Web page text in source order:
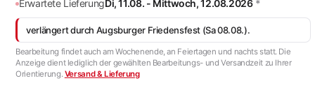
Erwartete LieferungDi, 11.08. - Mittwoch, 12.08.2026 *
verlängert durch Augsburger Friedensfest (Sa 08.08.).
Bearbeitung findet auch am Wochenende, an Feiertagen und nachts statt. Die
Anzeige dient lediglich der gewählten Bearbeitungs- und Versandzeit zu Ihrer
Orientierung. Versand & Lieferung